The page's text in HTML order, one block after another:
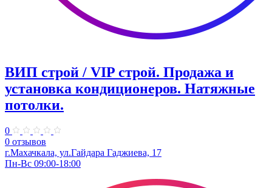
ВИП строй / VIP строй. Продажа и
установка кондиционеров. Натяжные
потолки.
0
0 отзывов
г.Махачкала, ​ул.Гайдара Гаджиева, 17
Пн-Вс 09:00-18:00